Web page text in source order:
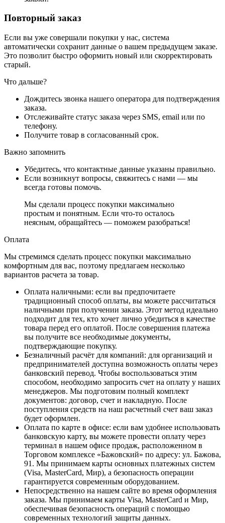
Повторный заказ
Если вы уже совершали покупки у нас, система
автоматически сохранит данные о вашем предыдущем заказе.
Это позволит быстро оформить новый или скорректировать
старый.
Что дальше?
Дождитесь звонка нашего оператора для подтверждения
заказа.
Отслеживайте статус заказа через SMS, email или по
телефону.
Получите товар в согласованный срок.
Важно запомнить
Убедитесь, что контактные данные указаны правильно.
Если возникнут вопросы, свяжитесь с нами — мы
всегда готовы помочь.
Мы сделали процесс покупки максимально
простым и понятным. Если что-то осталось
неясным, обращайтесь — поможем разобраться!
Оплата
Мы стремимся сделать процесс покупки максимально
комфортным для вас, поэтому предлагаем несколько
вариантов расчета за товар.
Оплата наличными: если вы предпочитаете
традиционный способ оплаты, вы можете рассчитаться
наличными при получении заказа. Этот метод идеально
подходит для тех, кто хочет лично убедиться в качестве
товара перед его оплатой. После совершения платежа
вы получите все необходимые документы,
подтверждающие покупку.
Безналичный расчёт для компаний: для организаций и
предпринимателей доступна возможность оплаты через
банковский перевод. Чтобы воспользоваться этим
способом, необходимо запросить счет на оплату у наших
менеджеров. Мы подготовим полный комплект
документов: договор, счет и накладную. После
поступления средств на наш расчетный счет ваш заказ
будет оформлен.
Оплата по карте в офисе: если вам удобнее использовать
банковскую карту, вы можете провести оплату через
терминал в нашем офисе продаж, расположенном в
Торговом комплексе «Бажовский» по адресу: ул. Бажова,
91. Мы принимаем карты основных платежных систем
(Visa, MasterCard, Мир), а безопасность операции
гарантируется современным оборудованием.
Непосредственно на нашем сайте во время оформления
заказа. Мы принимаем карты Visa, MasterCard и Мир,
обеспечивая безопасность операций с помощью
современных технологий защиты данных.